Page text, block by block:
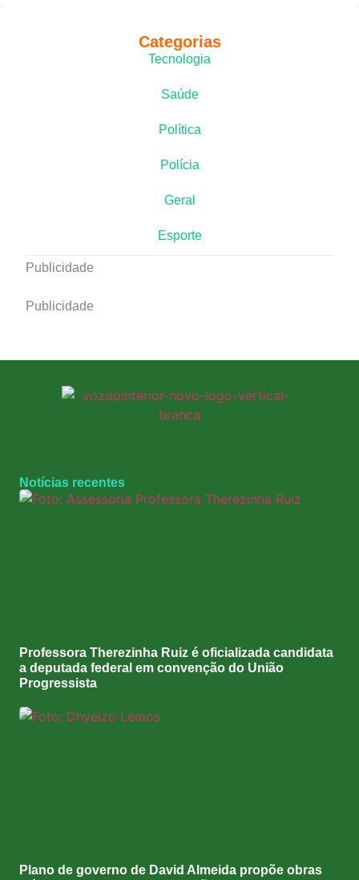
Categorias
Tecnologia
Saúde
Política
Polícia
Geral
Esporte
Publicidade
Publicidade
Notícias recentes
Professora Therezinha Ruiz é oficializada candidata
a deputada federal em convenção do União
Progressista
Plano de governo de David Almeida propõe obras